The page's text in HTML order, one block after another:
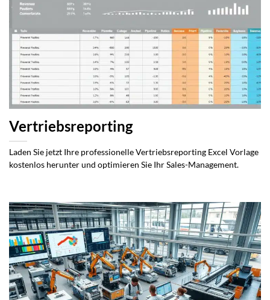
Vertriebsreporting
Laden Sie jetzt Ihre professionelle Vertriebsreporting Excel Vorlage
kostenlos herunter und optimieren Sie Ihr Sales-Management.